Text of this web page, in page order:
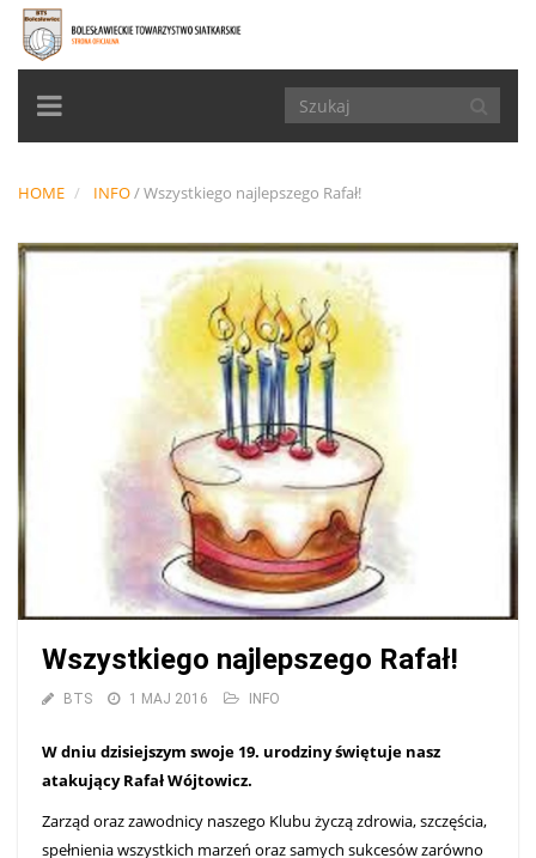
TOGGLE
NAVIGATION
HOME INFO/Wszystkiego najlepszego Rafał!
Wszystkiego najlepszego Rafał!
BTS 1 MAJ 2016 INFO
W dniu dzisiejszym swoje 19. urodziny świętuje nasz
atakujący Rafał Wójtowicz.
Zarząd oraz zawodnicy naszego Klubu życzą zdrowia, szczęścia,
spełnienia wszystkich marzeń oraz samych sukcesów zarówno